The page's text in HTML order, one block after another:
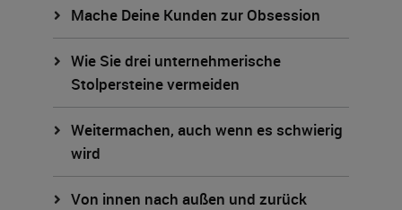
Mache Deine Kunden zur Obsession
Wie Sie drei unternehmerische
Stolpersteine vermeiden
Weitermachen, auch wenn es schwierig
wird
Von innen nach außen und zurück